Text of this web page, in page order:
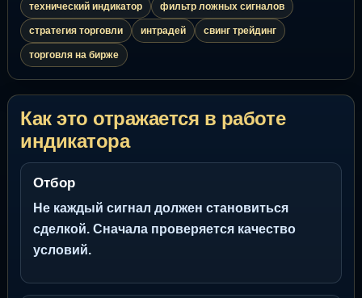
технический индикатор фильтр ложных сигналов
стратегия торговли интрадей свинг трейдинг
торговля на бирже
Как это отражается в работе
индикатора
Отбор
Не каждый сигнал должен становиться
сделкой. Сначала проверяется качество
условий.